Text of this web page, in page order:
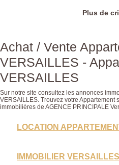
Plus de
Achat / Vente
VERSAILLES -
VERSAILLES
Sur notre site consultez les annonces
VERSAILLES. Trouvez votre
immobilières de AGENCE PRINCIPALE
LOCATION
IMMOBILIER VERSAILLES